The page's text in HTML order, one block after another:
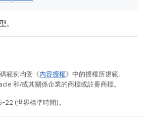
。
範例均受《內容授權》中的授權所規範。
和/或其關係企業的商標或註冊商標。
(世界標準時間)。